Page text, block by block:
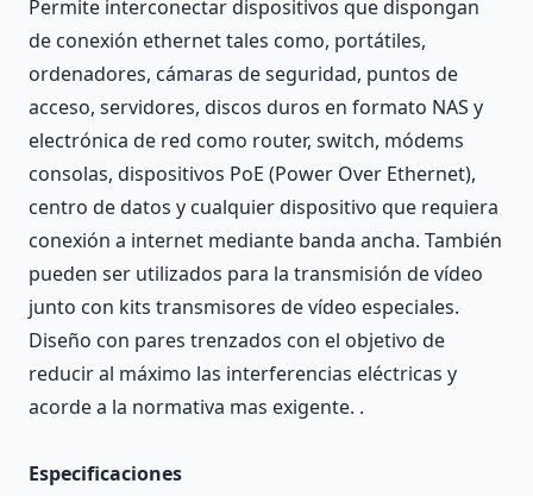
Permite interconectar dispositivos que dispongan
de conexión ethernet tales como, portátiles,
ordenadores, cámaras de seguridad, puntos de
acceso, servidores, discos duros en formato NAS y
electrónica de red como router, switch, módems
consolas, dispositivos PoE (Power Over Ethernet),
centro de datos y cualquier dispositivo que requiera
conexión a internet mediante banda ancha. También
pueden ser utilizados para la transmisión de vídeo
junto con kits transmisores de vídeo especiales.
Diseño con pares trenzados con el objetivo de
reducir al máximo las interferencias eléctricas y
acorde a la normativa mas exigente. .
Especificaciones